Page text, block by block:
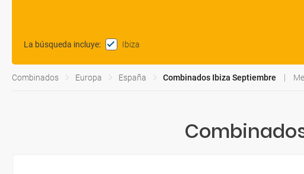
La búsqueda incluye: Ibiza
Combinados Europa España Combinados Ibiza Septiembre